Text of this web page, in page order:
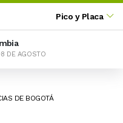
Pico y Placa
DE AGOSTO
DE BOGOTÁ